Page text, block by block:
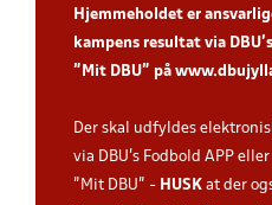
Hjemmeholdet er
kampens resultat via
”Mit DBU” på
Der skal udfyldes
via DBU's Fodbold APP eller
"Mit DBU" - HUSK at der